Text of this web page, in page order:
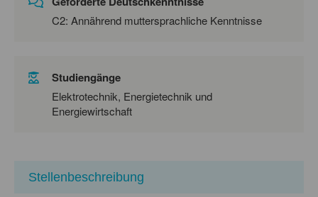
C2: Annährend muttersprachliche Kenntnisse
Studiengänge
Elektrotechnik, Energietechnik und
Energiewirtschaft
Stellenbeschreibung